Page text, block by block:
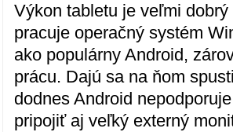
Výkon tabletu je veľmi
pracuje operačný systém
ako populárny Android,
prácu. Dajú sa na ňom
dodnes Android
pripojiť aj veľký externý